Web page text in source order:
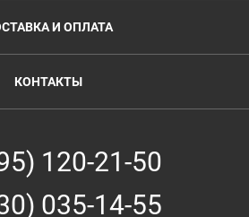
И ОПЛАТА
КОНТАКТЫ
120-21-50
035-14-55